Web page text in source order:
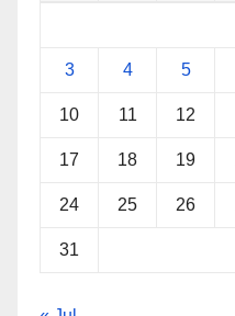
3 4 5
10 11 12
17 18 19
24 25 26
31